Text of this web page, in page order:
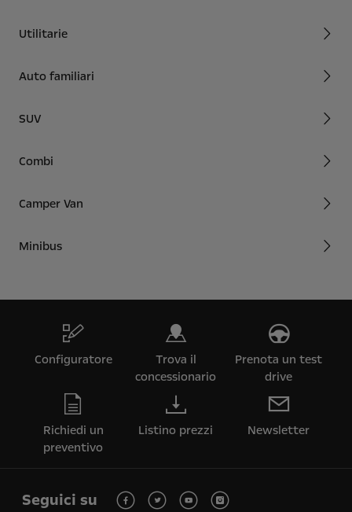
Utilitarie
Auto familiari
SUV
Combi
Camper Van
Minibus
Configuratore
Trova il
concessionario
Prenota un test
drive
Richiedi un
preventivo
Listino prezzi Newsletter
Seguici su